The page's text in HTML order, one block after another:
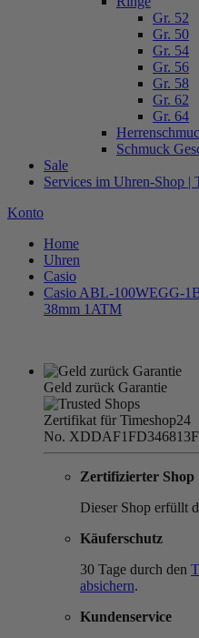
Gr. 52
Gr. 50
Gr. 54
Gr. 56
Gr. 58
Gr. 62
Gr. 64
Schmuck
Sale
Services im Uhren-Shop |
Konto
Home
Uhren
Casio
Casio ABL-100WEGG-
38mm 1ATM
Geld zurück Garantie
Zertifikat für Timeshop24
No.
Zertifizierter Shop
Dieser Shop erfüllt
Käuferschutz
30 Tage durch den
absichern.
Kundenservice